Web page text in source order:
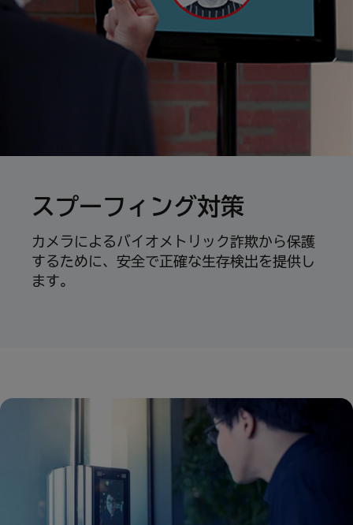
スプーフィング対策
カメラによるバイオメトリック詐欺から保護
するために、安全で正確な生存検出を提供し
ます。